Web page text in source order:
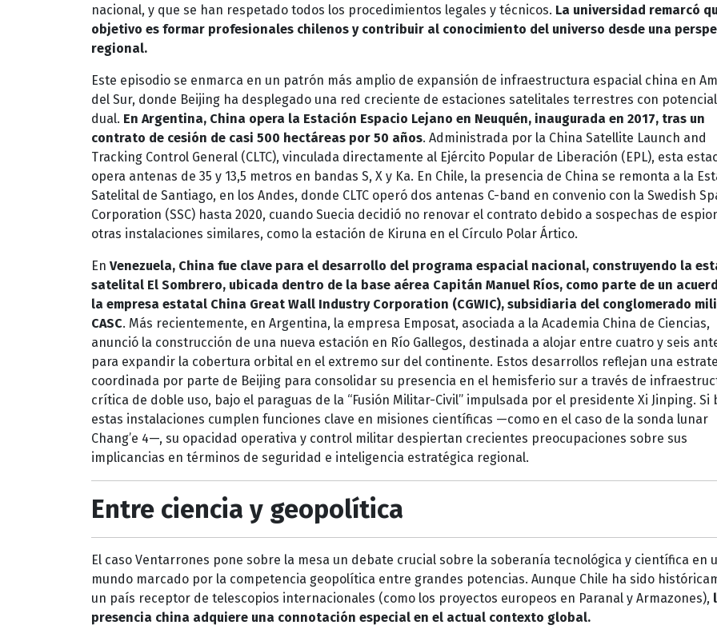
nacional, y que se han respetado todos los procedimientos legales y técnicos. La universidad remarcó
objetivo es formar profesionales chilenos y contribuir al conocimiento del universo desde una
regional.
Este episodio se enmarca en un patrón más amplio de expansión de infraestructura espacial china en
del Sur, donde Beijing ha desplegado una red creciente de estaciones satelitales terrestres con
dual. En Argentina, China opera la Estación Espacio Lejano en Neuquén, inaugurada en 2017, tras un
contrato de cesión de casi 500 hectáreas por 50 años. Administrada por la China Satellite Launch and
Tracking Control General (CLTC), vinculada directamente al Ejército Popular de Liberación (EPL), esta
opera antenas de 35 y 13,5 metros en bandas S, X y Ka. En Chile, la presencia de China se remonta a la
Satelital de Santiago, en los Andes, donde CLTC operó dos antenas C-band en convenio con la Swedish
Corporation (SSC) hasta 2020, cuando Suecia decidió no renovar el contrato debido a sospechas de
otras instalaciones similares, como la estación de Kiruna en el Círculo Polar Ártico.
En Venezuela, China fue clave para el desarrollo del programa espacial nacional, construyendo la
satelital El Sombrero, ubicada dentro de la base aérea Capitán Manuel Ríos, como parte de un
la empresa estatal China Great Wall Industry Corporation (CGWIC), subsidiaria del conglomerado
CASC. Más recientemente, en Argentina, la empresa Emposat, asociada a la Academia China de Ciencias,
anunció la construcción de una nueva estación en Río Gallegos, destinada a alojar entre cuatro y seis
para expandir la cobertura orbital en el extremo sur del continente. Estos desarrollos reflejan una
coordinada por parte de Beijing para consolidar su presencia en el hemisferio sur a través de
crítica de doble uso, bajo el paraguas de la “Fusión Militar-Civil” impulsada por el presidente Xi Jinping. Si
estas instalaciones cumplen funciones clave en misiones científicas —como en el caso de la sonda lunar
Chang’e 4—, su opacidad operativa y control militar despiertan crecientes preocupaciones sobre sus
implicancias en términos de seguridad e inteligencia estratégica regional.
Entre ciencia y geopolítica
El caso Ventarrones pone sobre la mesa un debate crucial sobre la soberanía tecnológica y científica en
mundo marcado por la competencia geopolítica entre grandes potencias. Aunque Chile ha sido
un país receptor de telescopios internacionales (como los proyectos europeos en Paranal y Armazones),
presencia china adquiere una connotación especial en el actual contexto global.